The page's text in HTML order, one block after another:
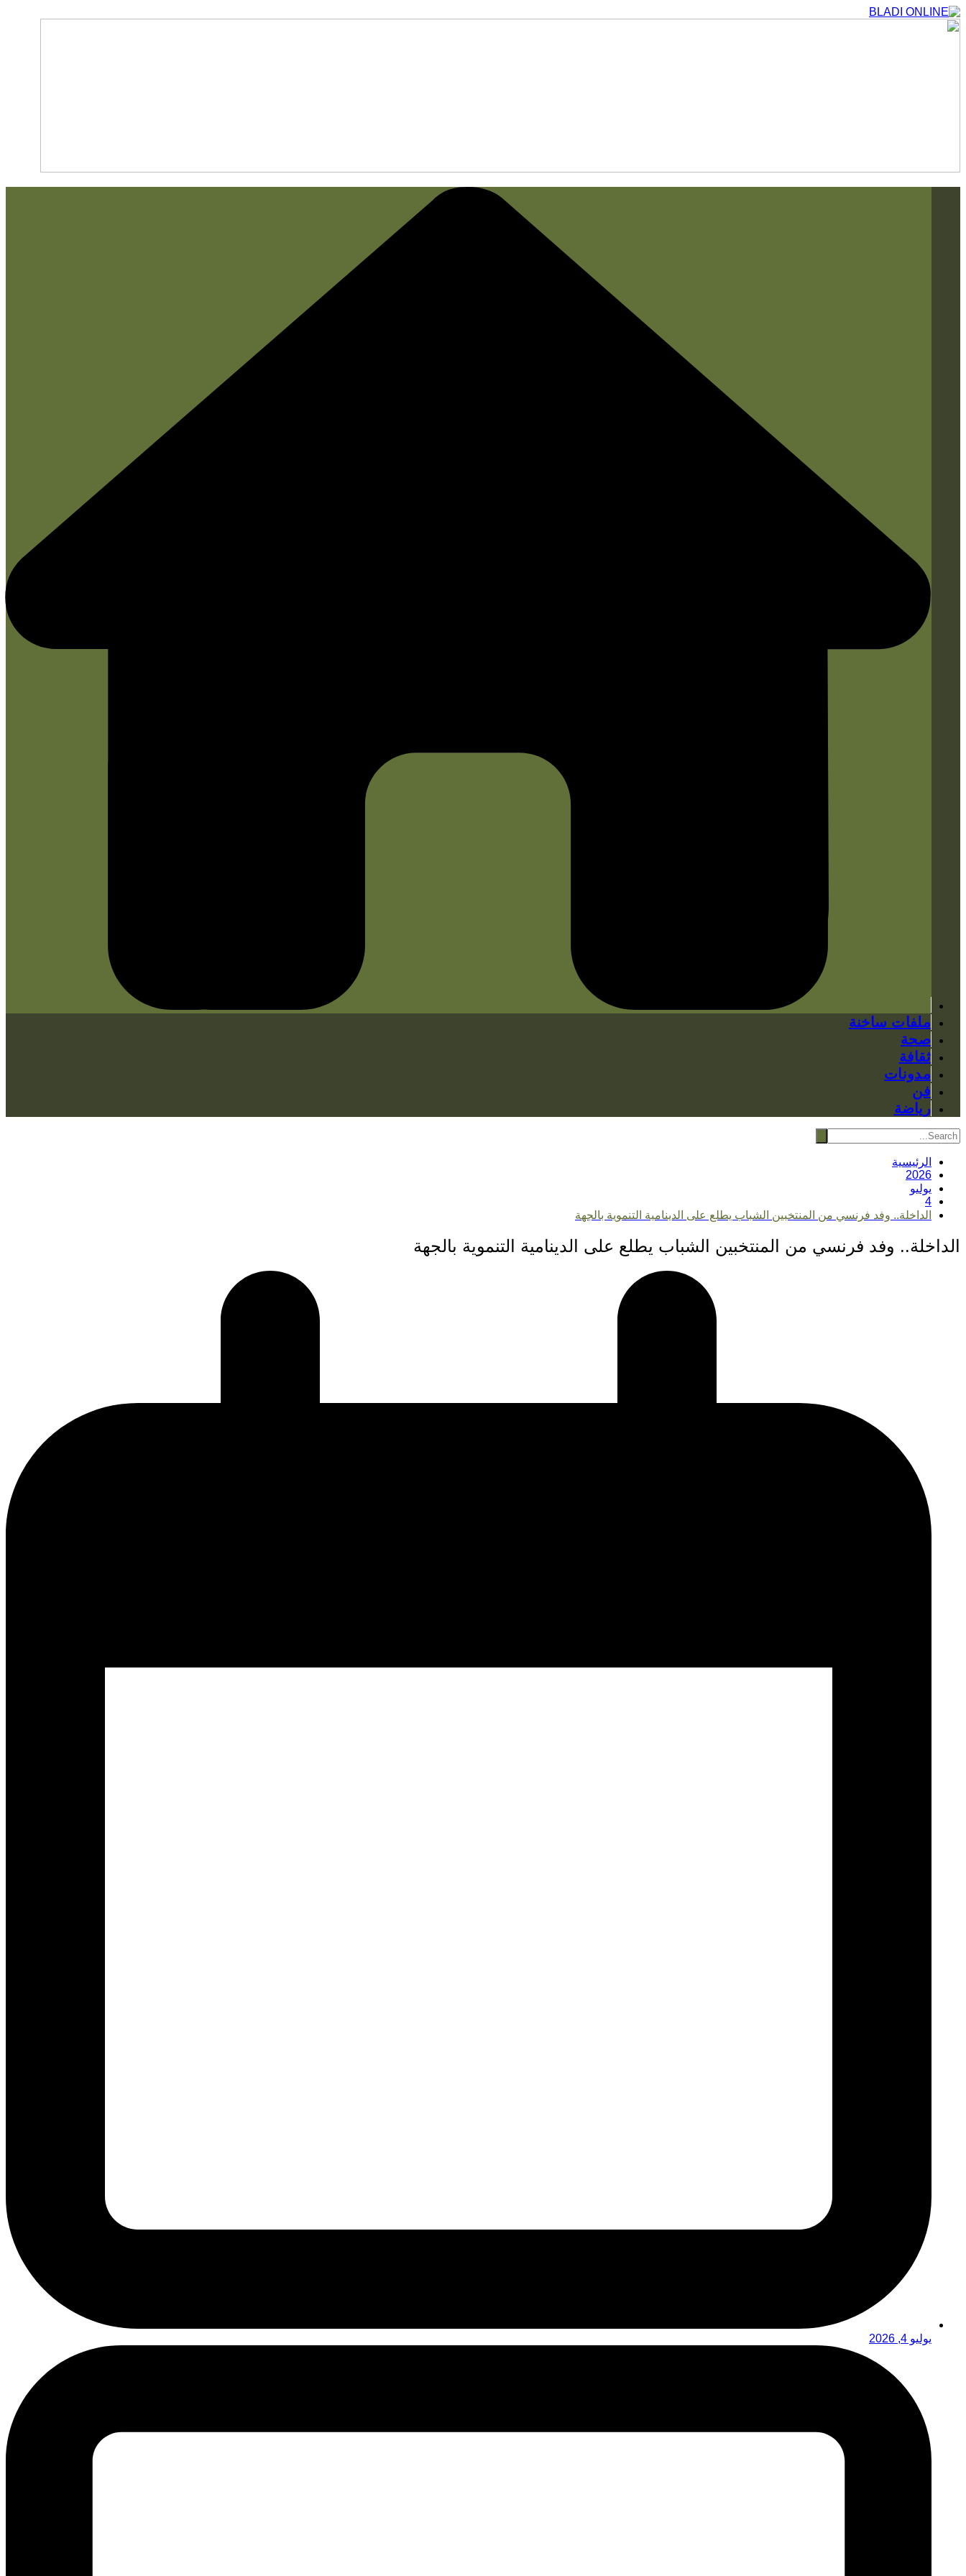
التجاوز
إلى
ملفات ساخنة
صحة
ثقافة
مدونات
فن
رياضة
الرئيسية
2026
يوليو
4
الداخلة.. وفد فرنسي من المنتخبين الشباب يطلع على الدينامية التنموية بالجهة
الداخلة.. وفد فرنسي من المنتخبين الشباب يطلع على الدينامية التنموية بالجهة
يوليو 4, 2026